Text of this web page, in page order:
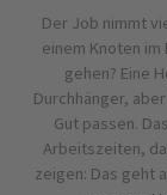
Der Job nimmt
einem Knoten im
gehen? Eine
Durchhänger,
Gut passen.
Arbeitszeiten,
zeigen: Das geht